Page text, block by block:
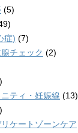
(5)
症) (7)
チェック (2)
ティ・妊娠線 (13)
ケートゾーンケア